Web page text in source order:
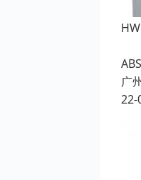
广
22-